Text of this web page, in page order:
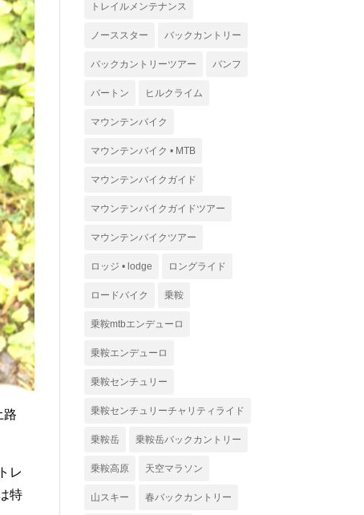
路
レ
特
トレイルメンテナンス
ノーススター バックカントリー
バックカントリーツアー バンフ
バートン ヒルクライム
マウンテンバイク
マウンテンバイク • MTB
マウンテンバイクガイド
マウンテンバイクガイドツアー
マウンテンバイクツアー
ロッジ • lodge ロングライド
ロードバイク 乗鞍
乗鞍mtbエンデューロ
乗鞍エンデューロ
乗鞍センチュリー
乗鞍センチュリーチャリティライド
乗鞍岳 乗鞍岳バックカントリー
乗鞍高原 天空マラソン
山スキー 春バックカントリー